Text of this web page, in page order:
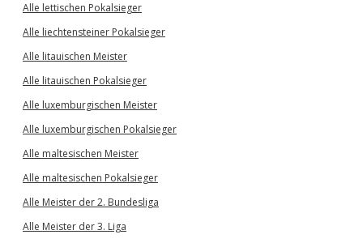
Alle lettischen Pokalsieger
Alle liechtensteiner Pokalsieger
Alle litauischen Meister
Alle litauischen Pokalsieger
Alle luxemburgischen Meister
Alle luxemburgischen Pokalsieger
Alle maltesischen Meister
Alle maltesischen Pokalsieger
Alle Meister der 2. Bundesliga
Alle Meister der 3. Liga